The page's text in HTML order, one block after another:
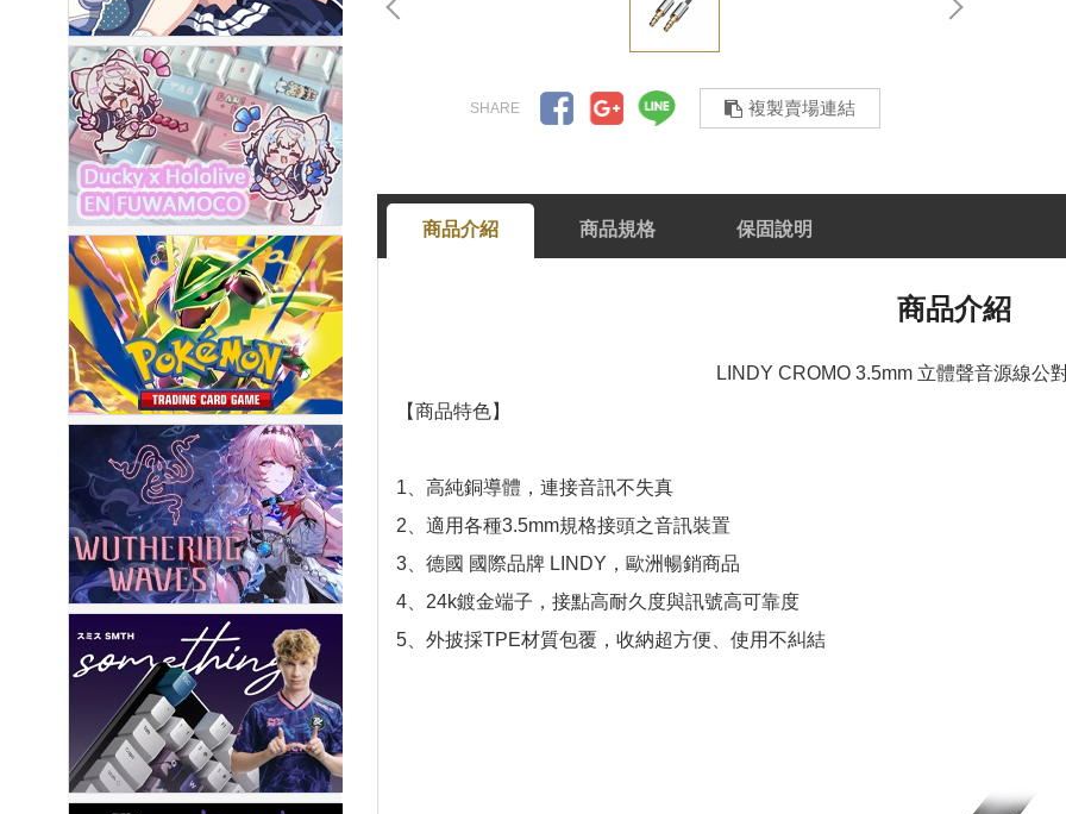
複製賣場連結
商品介紹 商品規格 保固說明
商品介紹
LINDY CROMO 3.5mm 立體聲音源線公
【商品特色】
1、高純銅導體，連接音訊不失真
2、適用各種3.5mm規格接頭之音訊裝置
3、德國 國際品牌 LINDY，歐洲暢銷商品
4、24k鍍金端子，接點高耐久度與訊號高可靠度
5、外披採TPE材質包覆，收納超方便、使用不糾結